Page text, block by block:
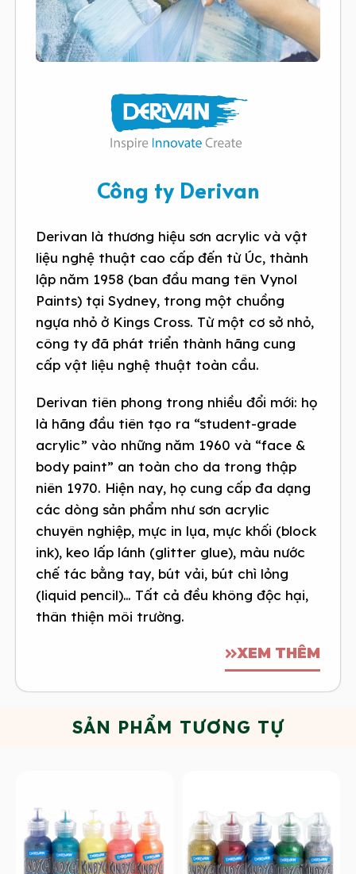
Công ty Derivan
Derivan là thương hiệu sơn acrylic và vật
liệu nghệ thuật cao cấp đến từ Úc, thành
lập năm 1958 (ban đầu mang tên Vynol
Paints) tại Sydney, trong một chuồng
ngựa nhỏ ở Kings Cross. Từ một cơ sở nhỏ,
công ty đã phát triển thành hãng cung
cấp vật liệu nghệ thuật toàn cầu.
Derivan tiên phong trong nhiều đổi mới: họ
là hãng đầu tiên tạo ra “student-grade
acrylic” vào những năm 1960 và “face &
body paint” an toàn cho da trong thập
niên 1970. Hiện nay, họ cung cấp đa dạng
các dòng sản phẩm như sơn acrylic
chuyên nghiệp, mực in lụa, mực khối (block
ink), keo lấp lánh (glitter glue), màu nước
chế tác bằng tay, bút vải, bút chì lỏng
(liquid pencil)… Tất cả đều không độc hại,
thân thiện môi trường.
XEM THÊM
SẢN PHẨM TƯƠNG TỰ